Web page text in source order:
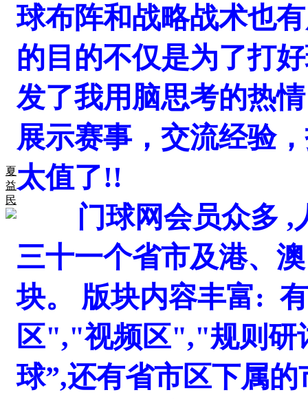
夏
益
民
球布阵和战略战术也
的目的不仅是为了打
发了我用脑思考的热
展示赛事，交流经验
太值了!!
门球网会员众多 ,
三十一个省市及港、
块。 版块内容丰富:
区","视频区","规则研
球”,还有省市区下属